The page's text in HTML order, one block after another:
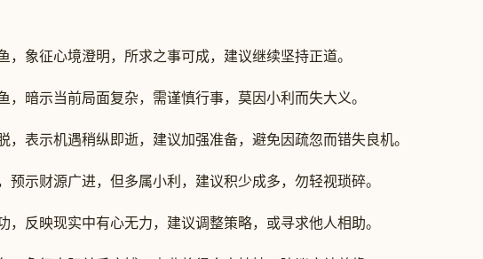
，象征心境澄明，所求之事可成，建议继续坚持正道。
，暗示当前局面复杂，需谨慎行事，莫因小利而失大义。
，表示机遇稍纵即逝，建议加强准备，避免因疏忽而错失良机。
预示财源广进，但多属小利，建议积少成多，勿轻视琐碎。
，反映现实中有心无力，建议调整策略，或寻求他人相助。